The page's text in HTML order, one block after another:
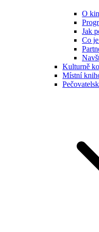
O
Jak
Co
Kulturně
Místní